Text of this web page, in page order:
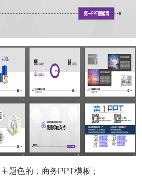
题色的，商务PPT模板；